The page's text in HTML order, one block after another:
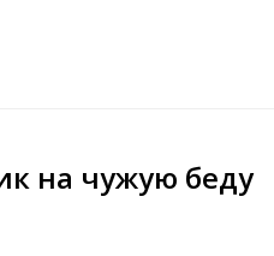
на чужую беду